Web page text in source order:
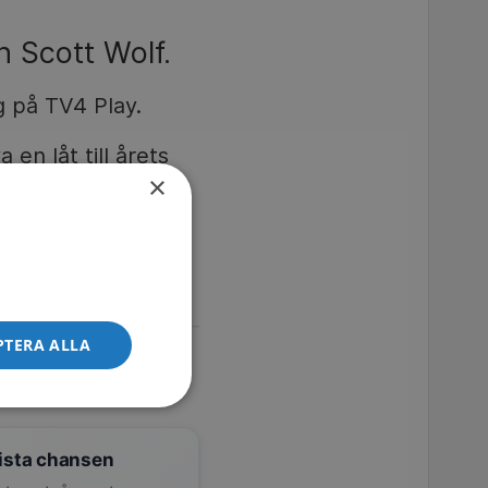
Scott Wolf.
på TV4 Play.
en låt till årets
har en otrolig
chansen
×
ALLA